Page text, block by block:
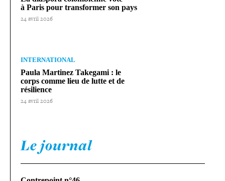
à Paris pour trans­for­mer son pays
24 avril 2026
INTERNATIONAL
Paula Martinez Takegami : le
corps comme lieu de lutte et de
résilience
24 avril 2026
Le journal